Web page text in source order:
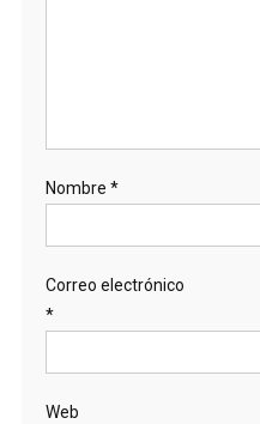
Nombre *
Correo electrónico
*
Web